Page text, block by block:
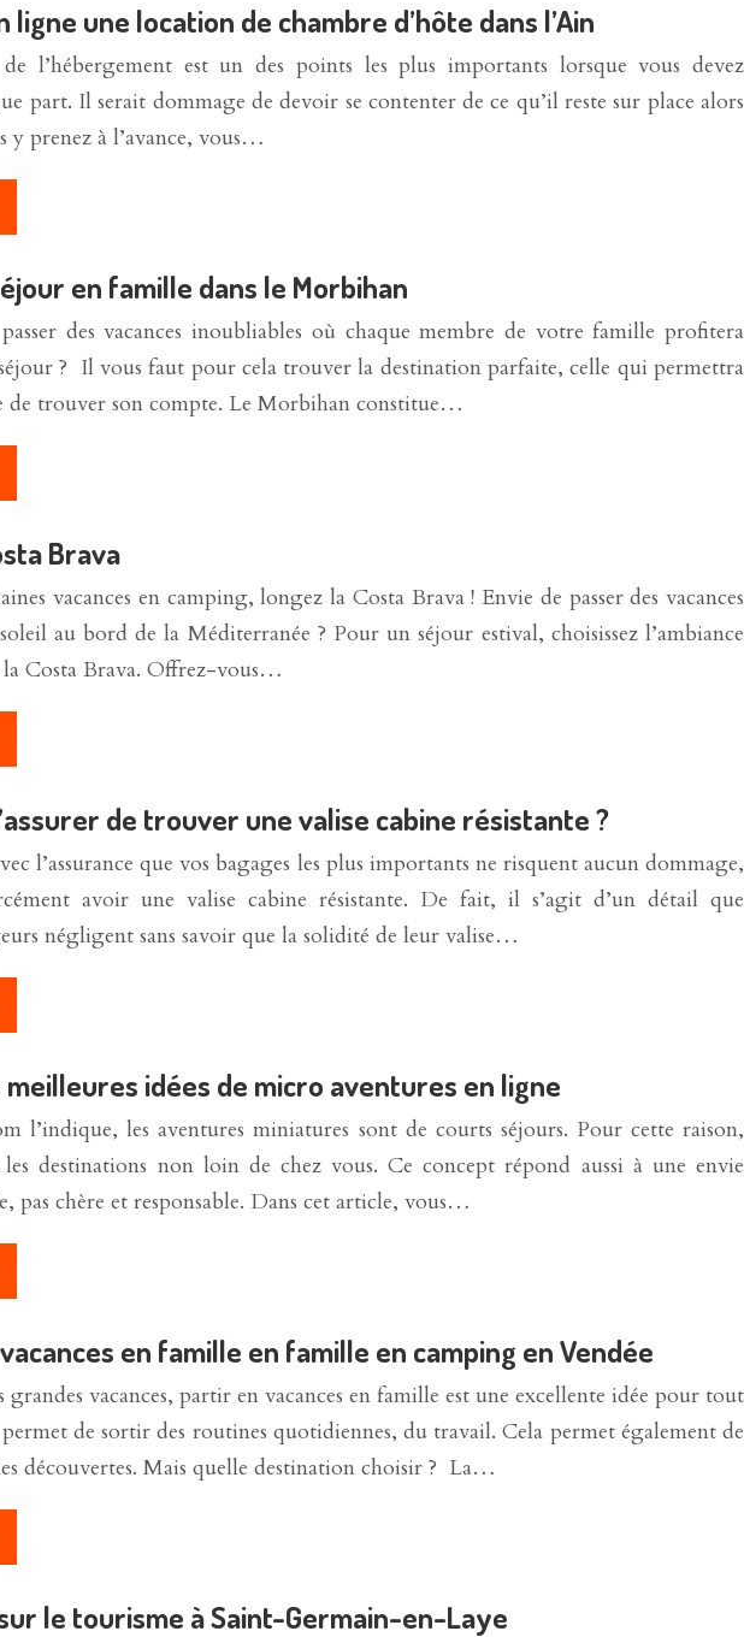
ligne une location de chambre d’hôte dans l’Ain
l’hébergement est un des points les plus importants lorsque vous devez
part. Il serait dommage de devoir se contenter de ce qu’il reste sur place alors
y prenez à l’avance, vous…
en famille dans le Morbihan
des vacances inoubliables où chaque membre de votre famille profitera
? Il vous faut pour cela trouver la destination parfaite, celle qui permettra
de trouver son compte. Le Morbihan constitue…
Brava
vacances en camping, longez la Costa Brava ! Envie de passer des vacances
au bord de la Méditerranée ? Pour un séjour estival, choisissez l’ambiance
la Costa Brava. Offrez-vous…
de trouver une valise cabine résistante ?
l’assurance que vos bagages les plus importants ne risquent aucun dommage,
avoir une valise cabine résistante. De fait, il s’agit d’un détail que
négligent sans savoir que la solidité de leur valise…
idées de micro aventures en ligne
l’indique, les aventures miniatures sont de courts séjours. Pour cette raison,
les destinations non loin de chez vous. Ce concept répond aussi à une envie
pas chère et responsable. Dans cet article, vous…
en famille en famille en camping en Vendée
grandes vacances, partir en vacances en famille est une excellente idée pour tout
de sortir des routines quotidiennes, du travail. Cela permet également de
découvertes. Mais quelle destination choisir ? La…
le tourisme à Saint-Germain-en-Laye